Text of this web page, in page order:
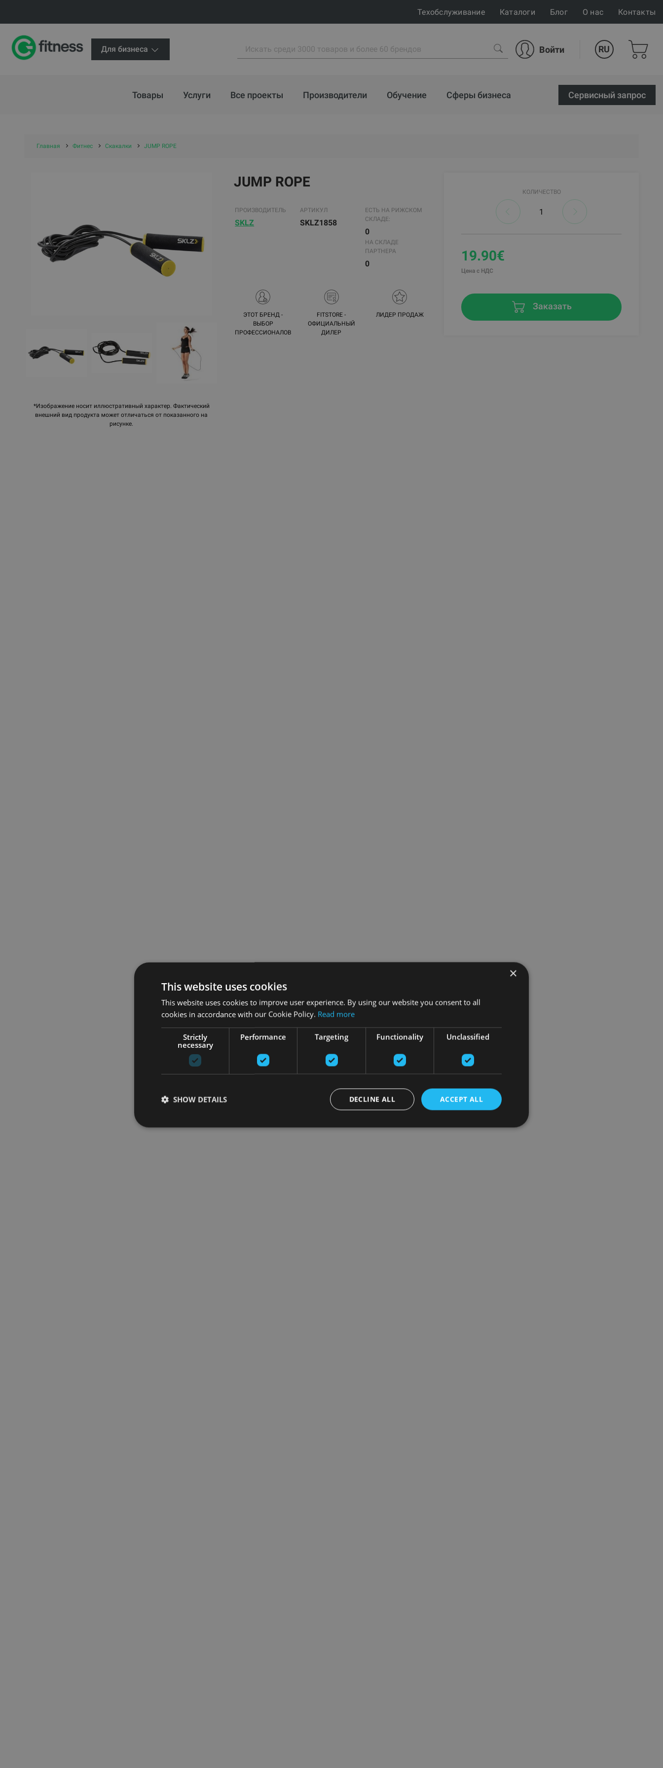
Техобслуживание Каталоги Блог О нас Контакты
Для бизнеса Войти RU
Товары Услуги Все проекты Производители Обучение Сферы бизнеса Cервисный запрос
Главная Фитнес Скакалки JUMP ROPE
*Изображение носит иллюстративный характер. Фактический
внешний вид продукта может отличаться от показанного на
рисунке.
JUMP ROPE
ПРОИЗВОДИТЕЛЬ
SKLZ
АРТИКУЛ
SKLZ1858
ЕСТЬ НА РИЖСКОМ
СКЛАДЕ:
0
НА СКЛАДЕ
ПАРТНЕРА
0
ЭТОТ БРЕНД -
ВЫБОР
ПРОФЕССИОНАЛОВ
FITSTORE -
ОФИЦИАЛЬНЫЙ
ДИЛЕР
ЛИДЕР ПРОДАЖ
КОЛИЧЕСТВО
19.90€
Цена с НДС
Заказать
×
This website uses cookies
This website uses cookies to improve user experience. By using our website you consent to all
cookies in accordance with our Cookie Policy. Read more
Strictly
necessary
Performance Targeting Functionality Unclassified
ACCEPT ALL
DECLINE ALL
SHOW DETAILS